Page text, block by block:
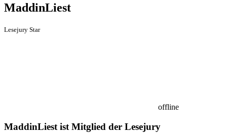
MaddinLiest
Lesejury Star
offline
MaddinLiest ist Mitglied der Lesejury